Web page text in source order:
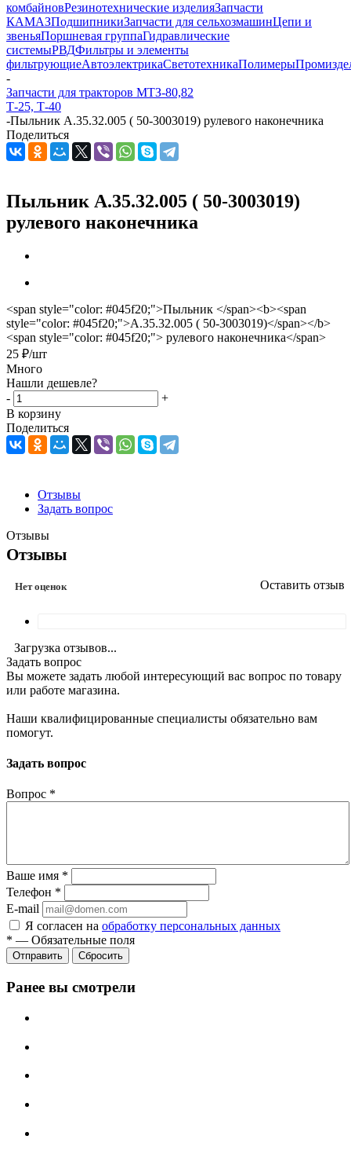
комбайновРезинотехнические изделияЗапчасти
КАМАЗПодшипникиЗапчасти для сельхозмашинЦепи и
звеньяПоршневая группаГидравлические
системыРВДФильтры и элементы
фильтрующиеАвтоэлектрикаСветотехникаПолимеры
-
Запчасти для тракторов МТЗ-80,82
Т-25, Т-40
-Пыльник А.35.32.005 ( 50-3003019) рулевого наконечника
Поделиться
Пыльник А.35.32.005 ( 50-3003019)
рулевого наконечника
<span style="color: #045f20;">Пыльник </span><b><span
style="color: #045f20;">А.35.32.005 ( 50-3003019)</span></b>
<span style="color: #045f20;"> рулевого наконечника</span>
25 ₽/шт
Много
Нашли дешевле?
-
+
В корзину
Поделиться
Отзывы
Задать вопрос
Отзывы
Отзывы
Нет оценок Оставить отзыв
Загрузка отзывов...
Задать вопрос
Вы можете задать любой интересующий вас вопрос по товару
или работе магазина.
Наши квалифицированные специалисты обязательно вам
помогут.
Задать вопрос
Вопрос *
Ваше имя *
Телефон *
E-mail
Я согласен на обработку персональных данных
* — Обязательные поля
Сбросить
Ранее вы смотрели